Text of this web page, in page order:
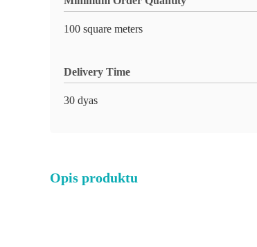
100 square meters
Delivery Time
30 dyas
Opis produktu